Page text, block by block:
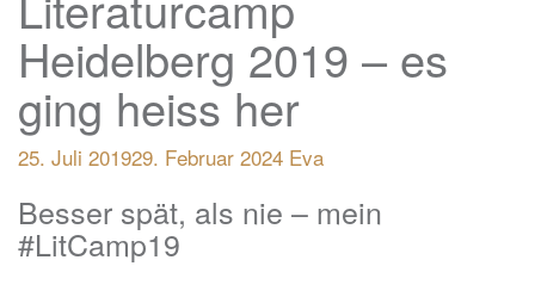
Heidelberg 2019 – es
ging heiss her
25. Juli 201929. Februar 2024 Eva
Besser spät, als nie – mein
#LitCamp19